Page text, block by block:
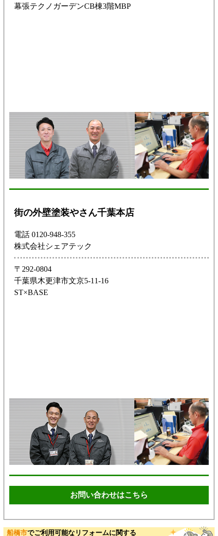
幕張テクノガーデンCB棟3階MBP
街の外壁塗装やさん千葉本店
電話 0120-948-355
株式会社シェアテック
〒292-0804
千葉県木更津市文京5-11-16
ST×BASE
お問い合わせはこちら
船橋市でご利用可能なリフォームに関する